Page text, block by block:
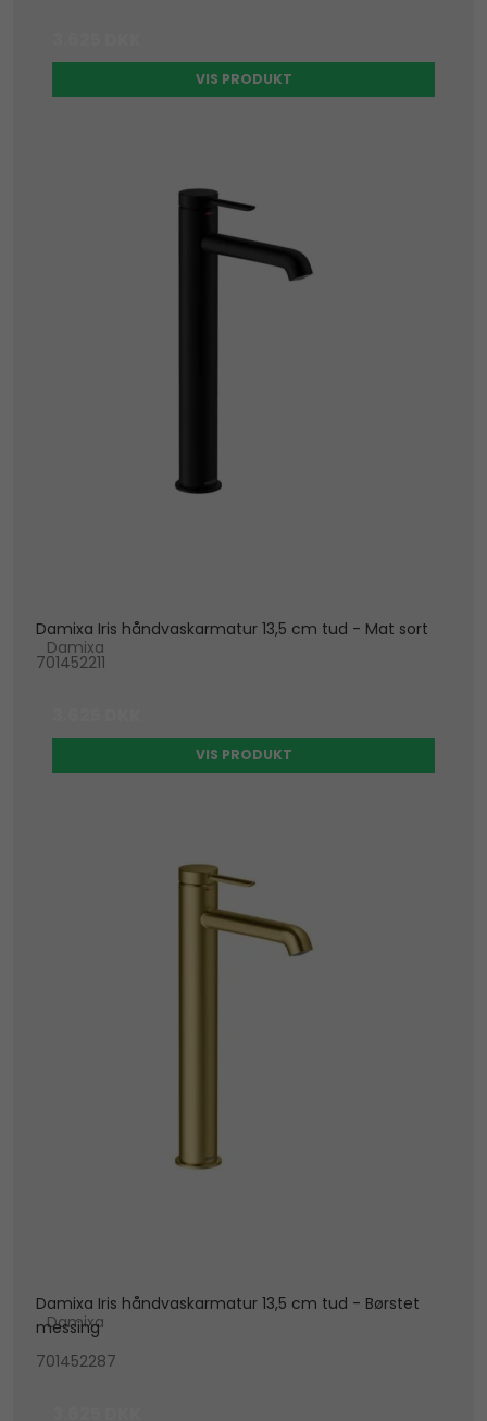
VIS PRODUKT
Damixa Iris håndvaskarmatur 13,5 cm tud - Mat sort
Damixa
701452211
VIS PRODUKT
Damixa Iris håndvaskarmatur 13,5 cm tud - Børstet
messing
Damixa
701452287